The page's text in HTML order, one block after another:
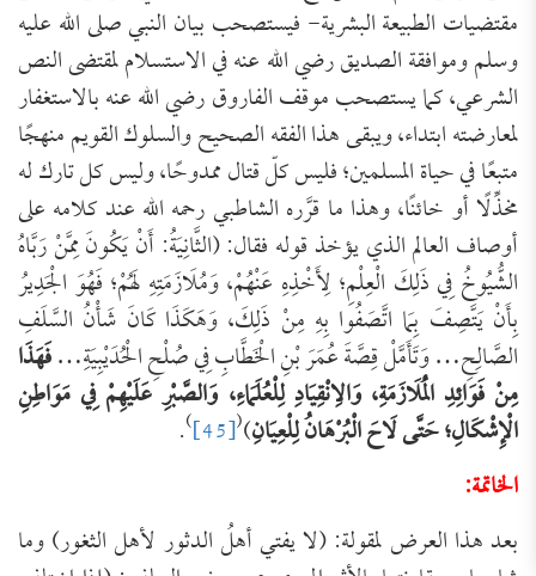
مقتضيات الطبيعة البشرية- فيستصحب بيان النبي صلى الله عليه
وسلم وموافقة الصديق رضي الله عنه في الاستسلام لمقتضى النص
الشرعي، كما يستصحب موقف الفاروق رضي الله عنه بالاستغفار
لمعارضته ابتداء، ويبقى هذا الفقه الصحيح والسلوك القويم منهجًا
متبعًا في حياة المسلمين؛ فليس كلّ قتال ممدوحًا، وليس كل تارك له
مخذِّلًا أو خائنًا، وهذا ما قرَّره الشاطبي رحمه الله عند كلامه على
أوصاف العالم الذي يؤخذ قوله فقال: (الثَّانِيَةُ: أَنْ يَكُونَ مِمَّنْ رَبَّاهُ
الشُّيُوخُ فِي ذَلِكَ الْعِلْمِ؛ لِأَخْذِهِ عَنْهُمْ، وَمُلَازَمَتِهِ لَهُمْ؛ فَهُوَ الْجَدِيرُ
بِأَنْ يَتَّصِفَ بِمَا اتَّصَفُوا بِهِ مِنْ ذَلِكَ، وَهَكَذَا كَانَ شَأْنُ السَّلَفِ
الصَّالِحِ… وَتَأَمَّلْ قِصَّةَ ‌عُمَرَ بْنِ الْخَطَّابِ فِي صُلْحِ الْحُدَيْبِيَةِ…فَهَذَا
مِنْ فَوَائِدِ الْمُلَازَمَةِ، وَالِانْقِيَادِ لِلْعُلَمَاءِ، وَالصَّبْرِ عَلَيْهِمْ فِي مَوَاطِنِ
الْإِشْكَالِ؛ حَتَّى لَاحَ الْبُرْهَانُ لِلْعِيَانِ)
(
[45]
)
.
الخاتمة:
بعد هذا العرض لمقولة: (لا يفتي أهلُ الدثور لأهل الثغور) وما